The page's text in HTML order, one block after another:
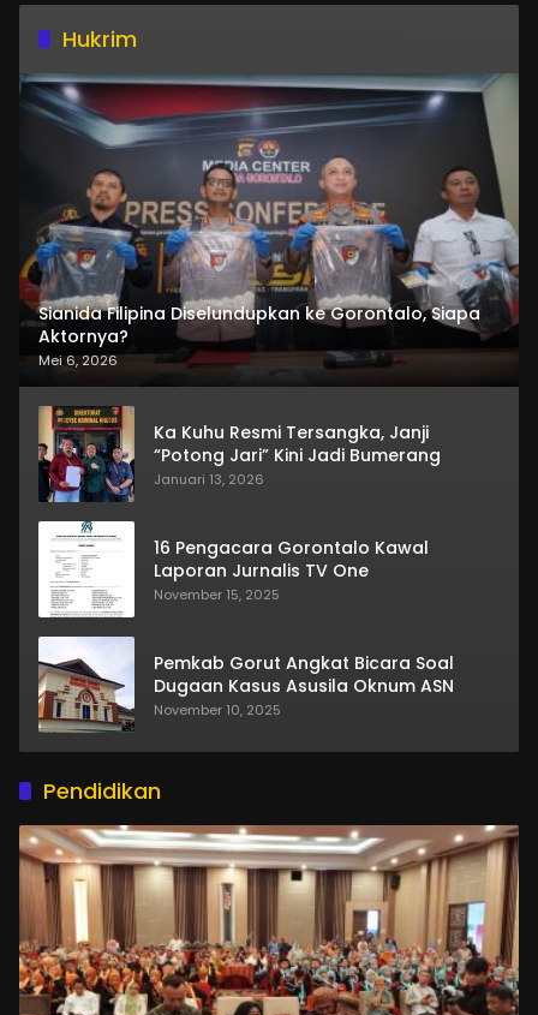
Hukrim
Sianida Filipina Diselundupkan ke Gorontalo, Siapa
Aktornya?
Mei 6, 2026
Ka Kuhu Resmi Tersangka, Janji
“Potong Jari” Kini Jadi Bumerang
Januari 13, 2026
16 Pengacara Gorontalo Kawal
Laporan Jurnalis TV One
November 15, 2025
Pemkab Gorut Angkat Bicara Soal
Dugaan Kasus Asusila Oknum ASN
November 10, 2025
Pendidikan